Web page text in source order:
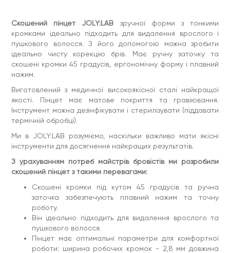
Пінцет має оптимальні параметри для комфортної
роботи: ширина робочих кромок - 2,8 мм довжина
інструмента - 92 мм. Такі параметри забезпечують
ергономічну форму і плавний нажим
Що ще важливо для майстрів, які працюють в салонах
краси? Звісно, довговічність використання. Саме тому, для
виготовлення пінцету JOLY:LAB, ми використали медичну
довгий термін служби. Щоб забезпечити високий рівень
гігієни та безпеки в роботі, дезінфікувати та стерилізувати
наш інструмент за допомогою термічної обробки. Це
збереже їх якість і функціональність надовго. Не забуваймо
про естетику. Матове покриття та гравіювання надають
пінцету стильний вигляд. Він ідеально доповнить ваше
робоче місце.
Декілька порад щодо використання:
Перед корекцією брів переконатися, що шкіра
чиста і вільна від макіяжу чи інших забруднень.
Очистити шкіру допоможе шампунь-піна для брів та
вій.
Розташувати пінцет ближче до кореня волоска для
кращого захоплення та видалення.
Після видалення волосся використати засіб для
заспокоєння шкіри. Для цього ідеально підійде
захисний аргановий крем для брів та вій.
JOLY:LAB – з думкою про комфорт та якість у роботі!
Скошений пінцет JOLY:LAB зручної форми з тонкими
кромками ідеально підходить для видалення врослого і
пушкового волосся. З його допомогою можна зробити
ідеально чисту корекцію брів. Має ручну заточку та
скошені кромки 45 градусів, ергономічну форму і плавний
нажим.
Виготовлений з медичної високоякісної сталі найкращої
якості. Пінцет має матове покриття та гравіювання.
Інструмент можна дезінфікувати і стерилізувати (піддавати
термічній обробці).
Ми в JOLY:LAB розуміємо, наскільки важливо мати якісні
інструменти для досягнення найкращих результатів.
З урахуванням потреб майстрів бровістів ми розробили
скошений пінцет з такими перевагами:
Скошені кромки під кутом 45 градусів та ручна
заточка забезпечують плавний нажим та точну
роботу.
Він ідеально підходить для видалення врослого та
пушкового волосся.
Пінцет має оптимальні параметри для комфортної
роботи: ширина робочих кромок - 2,8 мм довжина